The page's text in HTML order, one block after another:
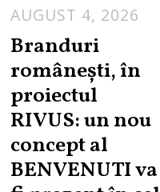
AUGUST 4, 2026
Branduri
românești, în
proiectul
RIVUS: un nou
concept al
BENVENUTI va